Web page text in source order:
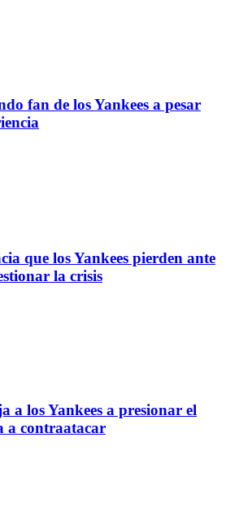
fan de los Yankees a pesar
que los Yankees pierden ante
la crisis
a los Yankees a presionar el
a contraatacar